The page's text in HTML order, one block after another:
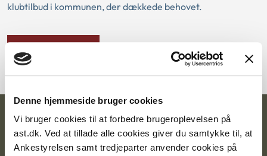
Denne hjemmeside bruger cookies
Vi bruger cookies til at forbedre brugeroplevelsen på
ast.dk. Ved at tillade alle cookies giver du samtykke til, at
Ankestyrelsen samt tredjeparter anvender cookies på
klubtilbud i kommunen, der dækkede behovet.
Download PDF
Ankestyrelsen
Postadresse: